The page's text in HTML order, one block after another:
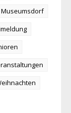
Museumsdorf